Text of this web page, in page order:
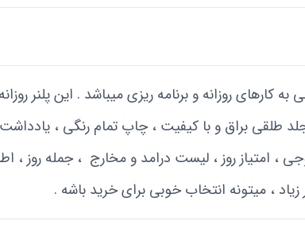
کارهای روزانه و برنامه ریزی میباشد . این پلنر
طلقی براق و با کیفیت ، چاپ تمام رنگی ،
، امتیاز روز ، لیست درامد و مخارج ، جمله روز ،
زیاد ، میتونه انتخاب خوبی برای خرید باشه .